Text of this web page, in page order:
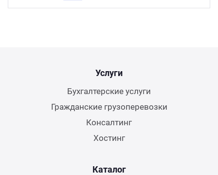
Услуги
Бухгалтерские услуги
Гражданские грузоперевозки
Консалтинг
Хостинг
Каталог